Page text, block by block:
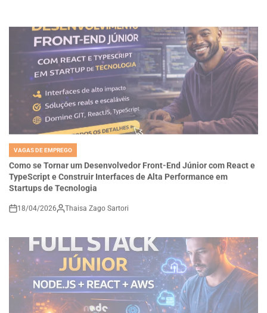
POSTED
VAGAS DE EMPREGO
Como se Tornar um Desenvolvedor Front-End Júnior com React e
TypeScript e Construir Interfaces de Alta Performance em
Startups de Tecnologia
on
18/04/2026 Thaisa Zago Sartori